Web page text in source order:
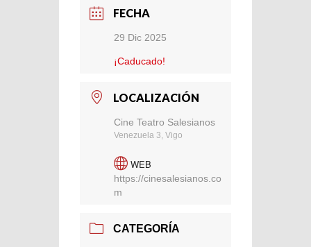
FECHA
29 Dic 2025
¡Caducado!
LOCALIZACIÓN
Cine Teatro Salesianos
Venezuela 3, Vigo
WEB
https://cinesalesianos.co
m
CATEGORÍA